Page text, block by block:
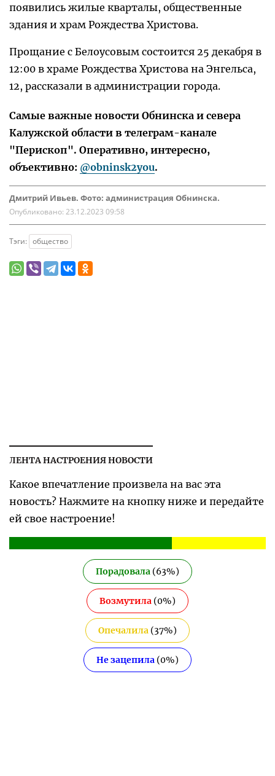
появились жилые кварталы, общественные
здания и храм Рождества Христова.
Прощание с Белоусовым состоится 25 декабря в
12:00 в храме Рождества Христова на Энгельса,
12, рассказали в администрации города.
Самые важные новости Обнинска и севера
Калужской области в телеграм-канале
"Перископ". Оперативно, интересно,
объективно: @obninsk2you.
Дмитрий Ивьев. Фото: администрация Обнинска.
Опубликовано: 23.12.2023 09:58
Тэги: общество
ЛЕНТА НАСТРОЕНИЯ НОВОСТИ
Какое впечатление произвела на вас эта
новость? Нажмите на кнопку ниже и передайте
ей свое настроение!
Порадовала (63%)
Возмутила (0%)
Опечалила (37%)
Не зацепила (0%)